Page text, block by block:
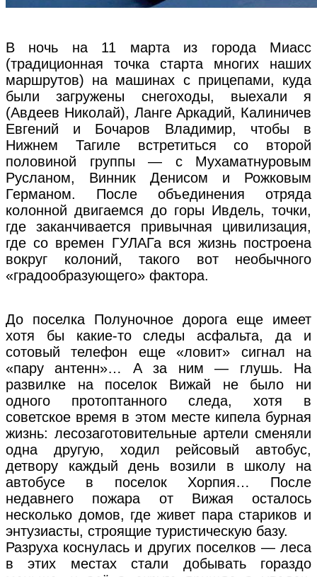
В ночь на 11 марта из города Миасс
(традиционная точка старта многих наших
маршрутов) на машинах с прицепами, куда
были загружены снегоходы, выехали я
(Авдеев Николай), Ланге Аркадий, Калиничев
Евгений и Бочаров Владимир, чтобы в
Нижнем Тагиле встретиться со второй
половиной группы — с Мухаматнуровым
Русланом, Винник Денисом и Рожковым
Германом. После объединения отряда
колонной двигаемся до горы Ивдель, точки,
где заканчивается привычная цивилизация,
где со времен ГУЛАГа вся жизнь построена
вокруг колоний, такого вот необычного
«градообразующего» фактора.
До поселка Полуночное дорога еще имеет
хотя бы какие-то следы асфальта, да и
сотовый телефон еще «ловит» сигнал на
«пару антенн»… А за ним — глушь. На
развилке на поселок Вижай не было ни
одного протоптанного следа, хотя в
советское время в этом месте кипела бурная
жизнь: лесозаготовительные артели сменяли
одна другую, ходил рейсовый автобус,
детвору каждый день возили в школу на
автобусе в поселок Хорпия… После
недавнего пожара от Вижая осталось
несколько домов, где живет пара стариков и
энтузиасты, строящие туристическую базу.
Разруха коснулась и других поселков — леса
в этих местах стали добывать гораздо